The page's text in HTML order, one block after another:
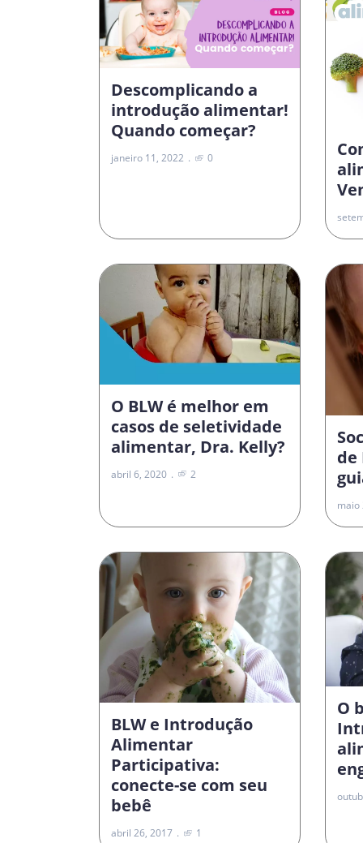
Descomplicando a
introdução alimentar!
Quando começar?
janeiro 11, 2022 0
O BLW é melhor em
casos de seletividade
alimentar, Dra. Kelly?
abril 6, 2020 2
de
maio
BLW e Introdução
Alimentar
Participativa:
conecte-se com seu
bebê
abril 26, 2017 1
O